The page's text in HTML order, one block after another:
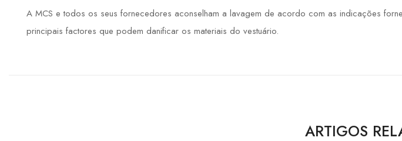
A MCS e todos os seus fornecedores aconselham a lavagem de acordo com as indicações
principais factores que podem danificar os materiais do vestuário.
ARTIGOS